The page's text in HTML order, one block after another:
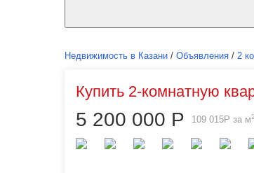
Недвижимость в Казани / Объявления / 2
Купить 2-комнатную
5 200 000 Р 109 015Р за м2